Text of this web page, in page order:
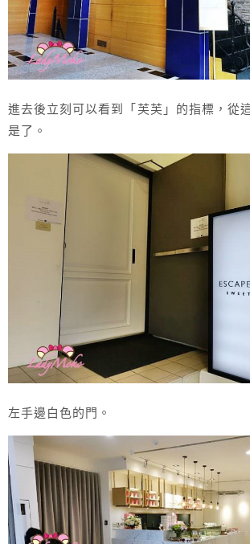
進去後立刻可以看到「芙芙」的指標，從
是了。
左手邊白色的門。